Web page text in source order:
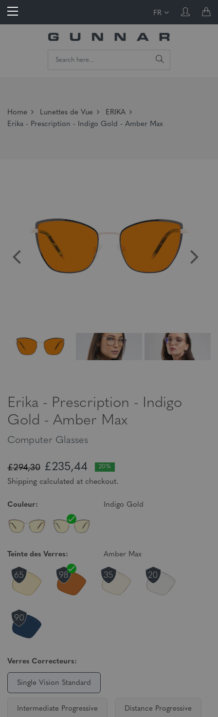
FR
Home Lunettes de Vue
ERIKA
Erika - Prescription - Indigo Gold - Amber Max
Erika - Prescription - Indigo
Gold - Amber Max
Computer Glasses
£294,30 £235,44 20%
Shipping calculated at checkout.
Couleur: Indigo Gold
Teinte des Verres: Amber Max
Verres Correcteurs:
Single Vision Standard
Intermediate Progressive Distance Progressive